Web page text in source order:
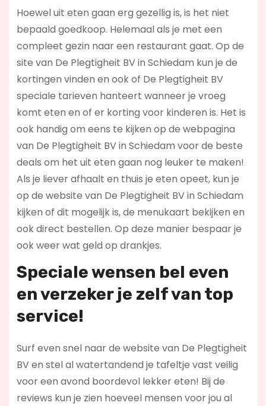
Hoewel uit eten gaan erg gezellig is, is het niet
bepaald goedkoop. Helemaal als je met een
compleet gezin naar een restaurant gaat. Op de
site van De Plegtigheit BV in Schiedam kun je de
kortingen vinden en ook of De Plegtigheit BV
speciale tarieven hanteert wanneer je vroeg
komt eten en of er korting voor kinderen is. Het is
ook handig om eens te kijken op de webpagina
van De Plegtigheit BV in Schiedam voor de beste
deals om het uit eten gaan nog leuker te maken!
Als je liever afhaalt en thuis je eten opeet, kun je
op de website van De Plegtigheit BV in Schiedam
kijken of dit mogelijk is, de menukaart bekijken en
ook direct bestellen. Op deze manier bespaar je
ook weer wat geld op drankjes.
Speciale wensen bel even
en verzeker je zelf van top
service!
Surf even snel naar de website van De Plegtigheit
BV en stel al watertandend je tafeltje vast veilig
voor een avond boordevol lekker eten! Bij de
reviews kun je zien hoeveel mensen voor jou al